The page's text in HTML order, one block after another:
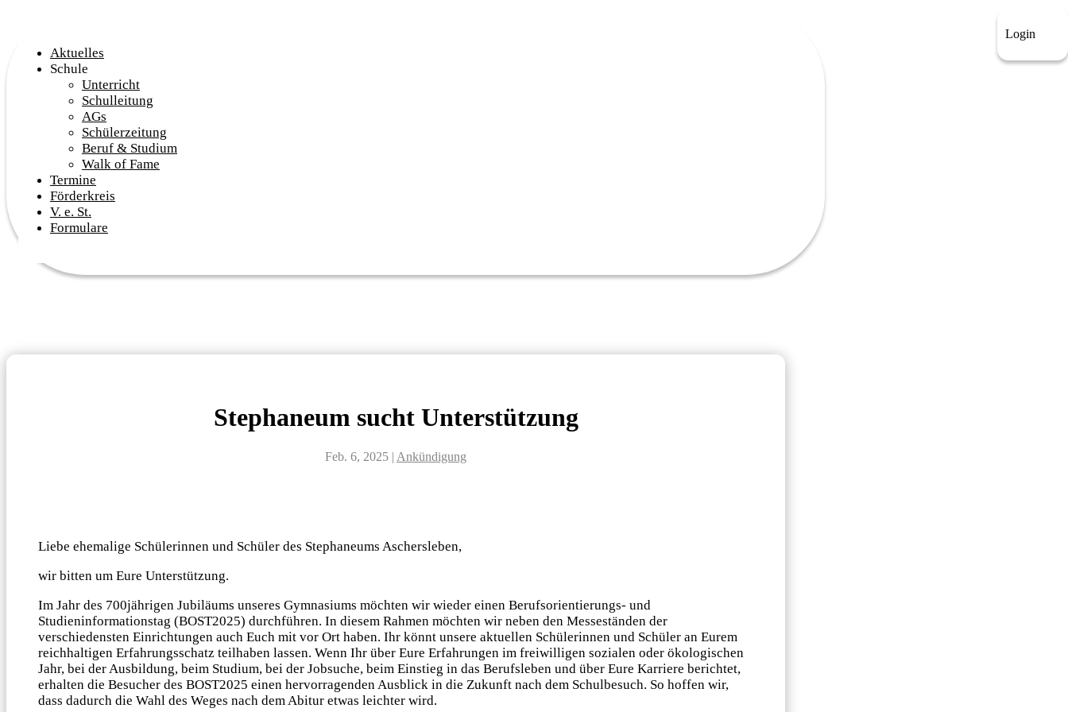
Aktuelles
Schule
Unterricht
Schulleitung
AGs
Schülerzeitung
Beruf & Studium
Walk of Fame
Termine
Förderkreis
V. e. St.
Formulare
Login
Stephaneum sucht Unterstützung
Feb. 6, 2025 | Ankündigung
Liebe ehemalige Schülerinnen und Schüler des Stephaneums Aschersleben,
wir bitten um Eure Unterstützung.
Im Jahr des 700jährigen Jubiläums unseres Gymnasiums möchten wir wieder einen Berufsorientierungs- und
Studieninformationstag (BOST2025) durchführen. In diesem Rahmen möchten wir neben den Messeständen der
verschiedensten Einrichtungen auch Euch mit vor Ort haben. Ihr könnt unsere aktuellen Schülerinnen und Schüler an Eurem
reichhaltigen Erfahrungsschatz teilhaben lassen. Wenn Ihr über Eure Erfahrungen im freiwilligen sozialen oder ökologischen
Jahr, bei der Ausbildung, beim Studium, bei der Jobsuche, beim Einstieg in das Berufsleben und über Eure Karriere berichtet,
erhalten die Besucher des BOST2025 einen hervorragenden Ausblick in die Zukunft nach dem Schulbesuch. So hoffen wir,
dass dadurch die Wahl des Weges nach dem Abitur etwas leichter wird.